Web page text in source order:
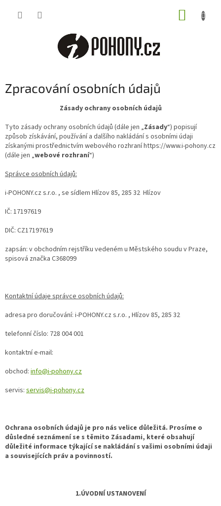
Zpracování osobních údajů
Zásady ochrany osobních údajů
Tyto zásady ochrany osobních údajů (dále jen „Zásady“) popisují
způsob získávání, používání a dalšího nakládání s osobními údaji
získanými prostřednictvím webového rozhraní https://www.i-pohony.cz
(dále jen „webové rozhraní“)
Správce osobních údajů:
i-POHONY.cz s.r.o. , se sídlem Hlízov 85, 285 32 Hlízov
IČ: 17197619
DIČ: CZ17197619
zapsán: v obchodním rejstříku vedeném u Městského soudu v Praze,
spisová značka C368099
Kontaktní údaje správce osobních údajů:
adresa pro doručování: i-POHONY.cz s.r.o. , Hlízov 85, 285 32
telefonní číslo: 728 004 001
kontaktní e-mail:
obchod: info@i-pohony.cz
servis: servis@i-pohony.cz
Ochrana osobních údajů je pro nás velice důležitá. Prosíme o
důsledné seznámení se s těmito Zásadami, které obsahují
důležité informace týkající se nakládání s vašimi osobními údaji
a souvisejících práv a povinností.
1.ÚVODNÍ USTANOVENÍ